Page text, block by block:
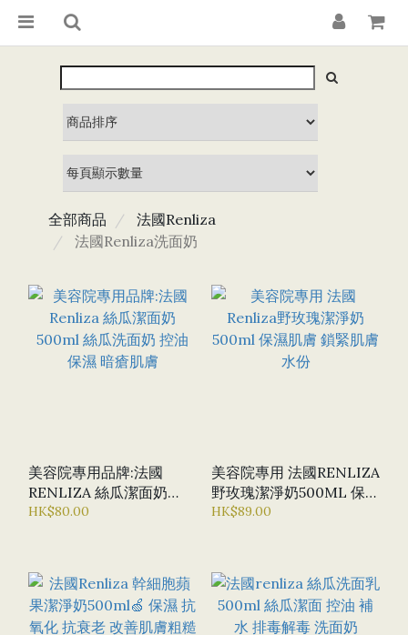
全部商品
法國Renliza
法國Renliza洗面奶
美容院專用品牌:法國
RENLIZA 絲瓜潔面奶
500ML 絲瓜洗面奶 控油
HK$80.00
美容院專用 法國RENLIZA
野玫瑰潔淨奶500ML 保濕
肌膚 鎖緊肌膚水份
HK$89.00